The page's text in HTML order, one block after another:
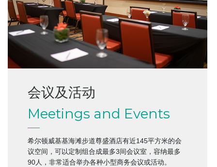
会议及活动
Meetings and Events
希尔顿威基基海滩步道尊盛酒店有近145平方米的会
议空间，可以定制组合成最多3间会议室，容纳最多
90人，非常适合举办各种小型商务会议或活动。